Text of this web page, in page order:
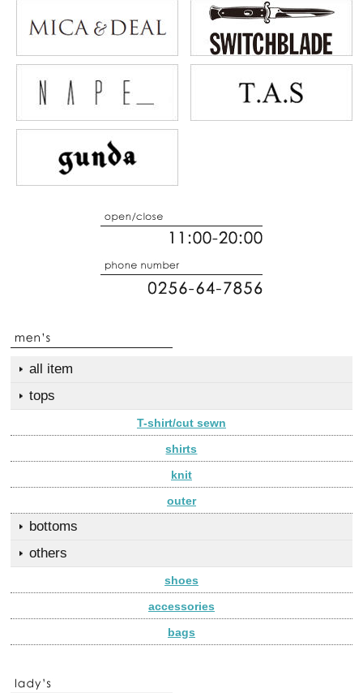
all item
tops
T-shirt/cut sewn
shirts
knit
outer
bottoms
others
shoes
accessories
bags